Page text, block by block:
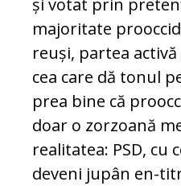
și votat prin
majoritate
reuși, partea
cea care dă tonul
prea bine că
doar o zorzoană
realitatea: PSD, cu
deveni jupân en-